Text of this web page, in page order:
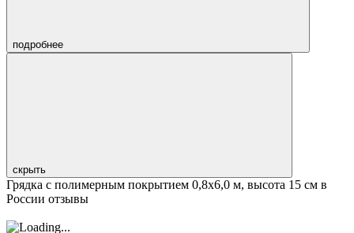
подробнее
скрыть
Грядка с полимерным покрытием 0,8х6,0 м, высота 15 см в
России отзывы